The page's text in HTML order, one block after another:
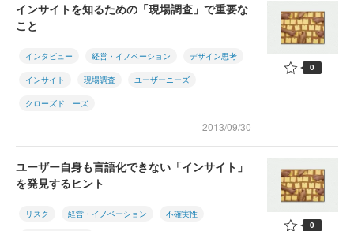
インサイトを知るための「現場調査」で重要な
こと
インタビュー 経営・イノベーション デザイン思考
インサイト 現場調査 ユーザーニーズ
クローズドニーズ
2013/09/30
0
ユーザー自身も言語化できない「インサイト」
を発見するヒント
リスク 経営・イノベーション 不確実性
0